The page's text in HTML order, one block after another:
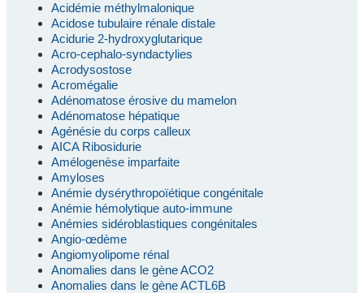
Acidémie méthylmalonique
Acidose tubulaire rénale distale
Acidurie 2-hydroxyglutarique
Acro-cephalo-syndactylies
Acrodysostose
Acromégalie
Adénomatose érosive du mamelon
Adénomatose hépatique
Agénésie du corps calleux
AICA Ribosidurie
Amélogenèse imparfaite
Amyloses
Anémie dysérythropoïétique congénitale
Anémie hémolytique auto-immune
Anémies sidéroblastiques congénitales
Angio-œdème
Angiomyolipome rénal
Anomalies dans le gène ACO2
Anomalies dans le gène ACTL6B